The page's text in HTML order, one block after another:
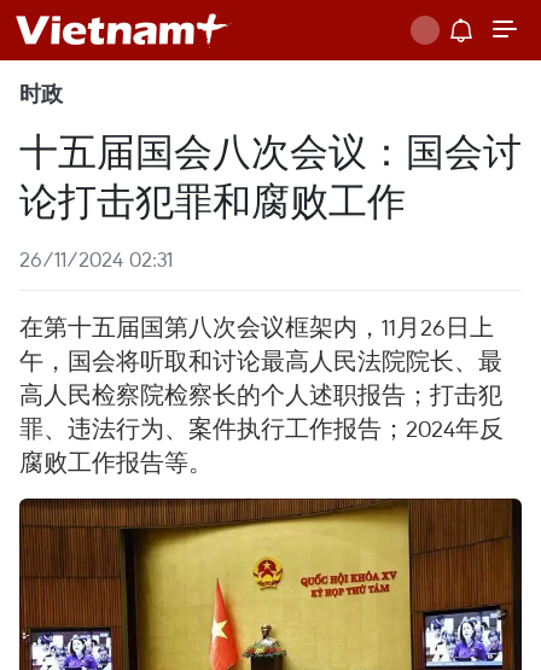
时政
十五届国会八次会议：国会讨
论打击犯罪和腐败工作
26/11/2024 02:31
在第十五届国第八次会议框架内，11月26日上
午，国会将听取和讨论最高人民法院院长、最
高人民检察院检察长的个人述职报告；打击犯
罪、违法行为、案件执行工作报告；2024年反
腐败工作报告等。